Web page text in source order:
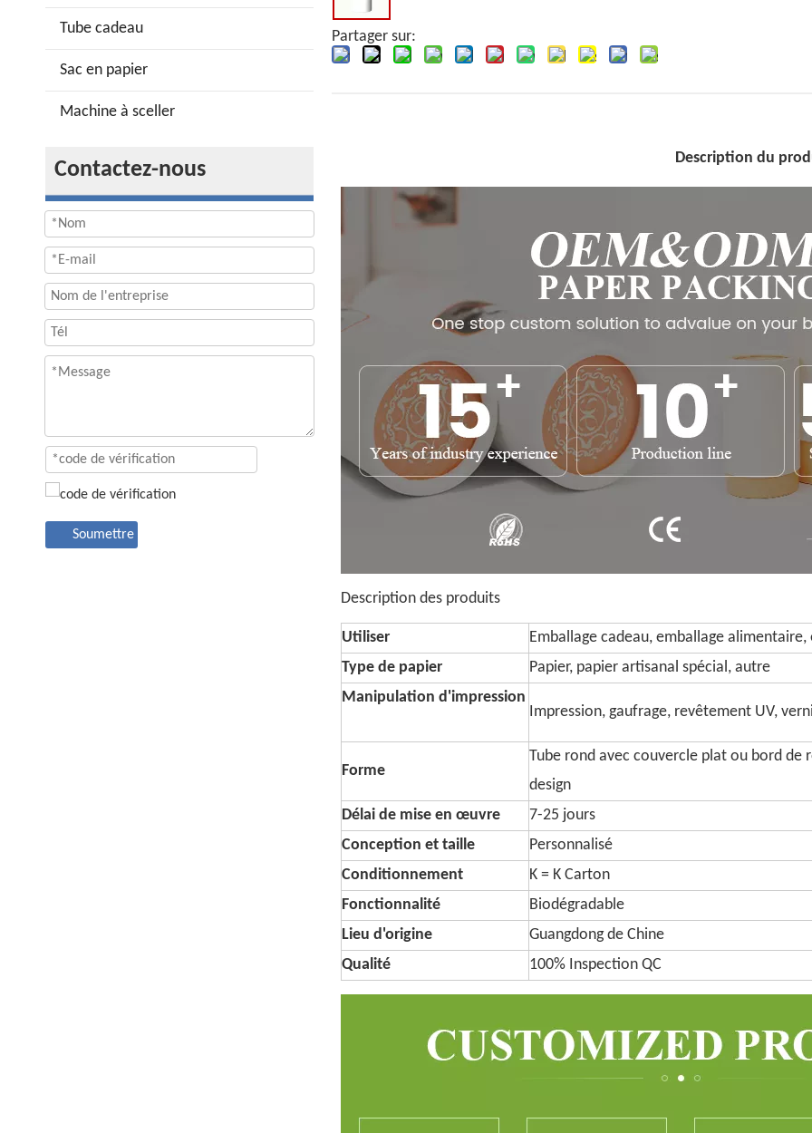
Tube cadeau
Sac en papier
Machine à sceller
Contactez-nous
Soumettre
Partager sur:
Description du
Description des produits
Utiliser
Emballage cadeau, emballage
Type de papier
Papier, papier artisanal spécial, autre
Manipulation d'impression
Impression, gaufrage, revêtement UV,
Forme
Tube rond avec couvercle plat ou bord
design
Délai de mise en œuvre
7-25 jours
Conception et taille
Personnalisé
Conditionnement
K = K Carton
Fonctionnalité
Biodégradable
Lieu d'origine
Guangdong de Chine
Qualité
100% Inspection QC